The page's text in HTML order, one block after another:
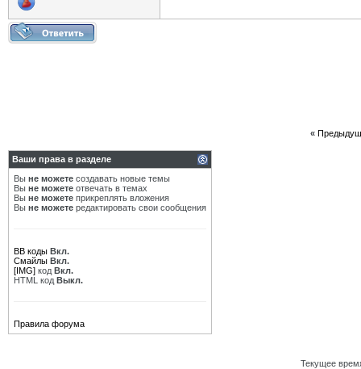
«
Ваши права в разделе
Вы не можете создавать новые темы
Вы не можете отвечать в темах
Вы не можете прикреплять вложения
Вы не можете редактировать свои сообщения
BB коды Вкл.
Смайлы Вкл.
[IMG] код Вкл.
HTML код Выкл.
Правила форума
Текущее